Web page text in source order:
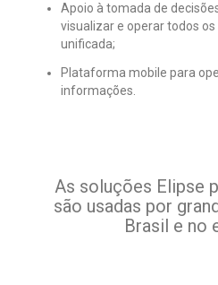
Apoio à tomada de
visualizar e operar todos
unificada;
Plataforma mobile para
informações.
As soluções Elipse
são usadas por
Brasil e no